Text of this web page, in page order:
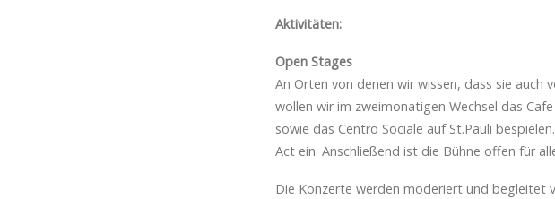
Aktivitäten:
Open Stages
An Orten von denen wir wissen, dass sie auch
wollen wir im zweimonatigen Wechsel das
sowie das Centro Sociale auf St.Pauli
Act ein. Anschließend ist die Bühne offen für
Die Konzerte werden moderiert und begleitet